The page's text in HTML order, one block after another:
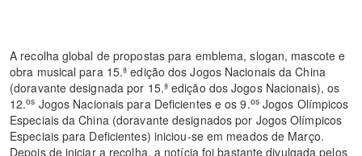
A recolha global de propostas para emblema, slogan, mascote e
obra musical para 15.ª edição dos Jogos Nacionais da China
(doravante designada por 15.ª edição dos Jogos Nacionais), os
12.os Jogos Nacionais para Deficientes e os 9.osJogos Olímpicos
Especiais da China (doravante designados por Jogos Olímpicos
Especiais para Deficientes) iniciou-se em meados de Março.
Depois de iniciar a recolha, a notícia foi bastante divulgada pelos